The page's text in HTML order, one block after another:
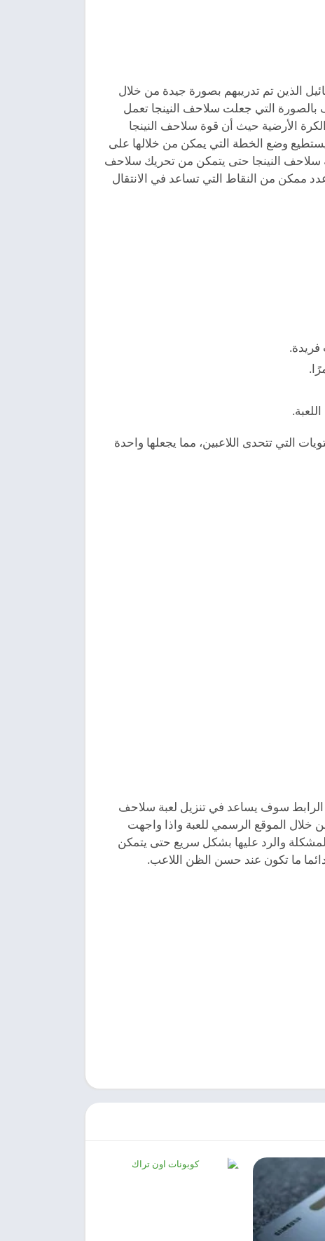
الذين تم تدريبهم بصورة جيدة من خلال
التي جعلت سلاحف النينجا تعمل
الأرضية حيث أن قوة سلاحف النينجا
وضع الخطة التي يمكن من خلالها على
سلاحف النينجا حتى يتمكن من تحريك سلاحف
ممكن من النقاط التي تساعد في الانتقال
الفريدة والمستويات التي تتحدى اللاعبين، مما يجعلها واحدة
سوف يساعد في تنزيل لعبة سلاحف
خلال الموقع الرسمي للعبة واذا واجهت
والرد عليها بشكل سريع حتى يتمكن
دائما ما تكون عند حسن الظن اللاعب.